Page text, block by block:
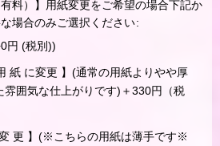
料）】用紙変更をご希望の場合下記か
場合のみご選択ください:
円 (税別))
紙 に変更 】(通常の用紙よりやや厚
雰囲気な仕上がりです)＋330円（税
変 更 】(※こちらの用紙は薄手です※